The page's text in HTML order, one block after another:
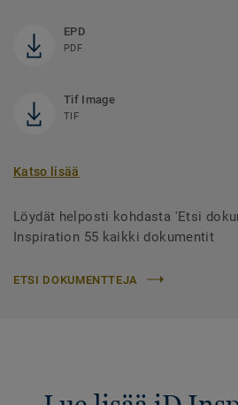
EPD
PDF
Tif Image
TIF
Katso lisää
Löydät helposti kohdasta 'Etsi
Inspiration 55 kaikki dokumentit
ETSI DOKUMENTTEJA